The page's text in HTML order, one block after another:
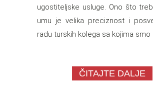
ugostiteljske usluge. Ono što
umu je velika preciznost i
radu turskih kolega sa kojima smo
ČITAJTE DALJE